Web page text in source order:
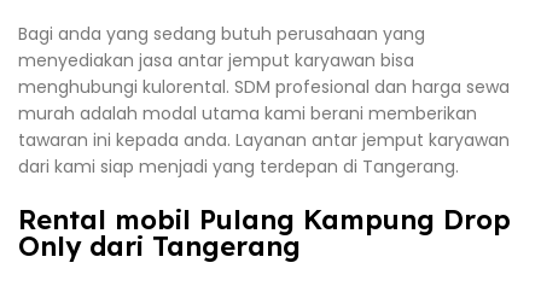
Bagi anda yang sedang butuh perusahaan yang
menyediakan jasa antar jemput karyawan bisa
menghubungi kulorental. SDM profesional dan harga sewa
murah adalah modal utama kami berani memberikan
tawaran ini kepada anda. Layanan antar jemput karyawan
dari kami siap menjadi yang terdepan di Tangerang.
Rental mobil Pulang Kampung Drop
Only dari Tangerang